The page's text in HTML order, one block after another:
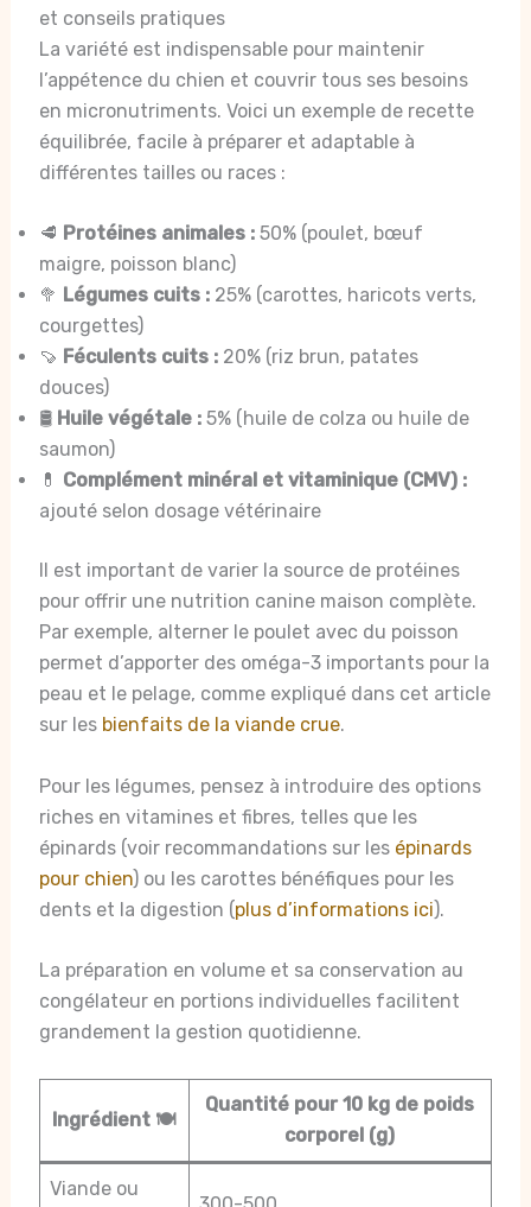
et conseils pratiques
La variété est indispensable pour maintenir
l’appétence du chien et couvrir tous ses besoins
en micronutriments. Voici un exemple de recette
équilibrée, facile à préparer et adaptable à
différentes tailles ou races :
🥩 Protéines animales :50% (poulet, bœuf
maigre, poisson blanc)
🥦 Légumes cuits :25% (carottes, haricots verts,
courgettes)
🍠 Féculents cuits :20% (riz brun, patates
douces)
🛢️ Huile végétale :5% (huile de colza ou huile de
saumon)
💊 Complément minéral et vitaminique (CMV) :
ajouté selon dosage vétérinaire
Il est important de varier la source de protéines
pour offrir une nutrition canine maison complète.
Par exemple, alterner le poulet avec du poisson
permet d’apporter des oméga-3 importants pour la
peau et le pelage, comme expliqué dans cet article
sur les bienfaits de la viande crue.
Pour les légumes, pensez à introduire des options
riches en vitamines et fibres, telles que les
épinards (voir recommandations sur les épinards
pour chien) ou les carottes bénéfiques pour les
dents et la digestion (plus d’informations ici).
La préparation en volume et sa conservation au
congélateur en portions individuelles facilitent
grandement la gestion quotidienne.
Ingrédient 🍽️
Quantité pour 10 kg de poids
corporel (g)
Viande ou